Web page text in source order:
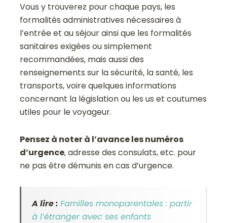
Vous y trouverez pour chaque pays, les
formalités administratives nécessaires à
l’entrée et au séjour ainsi que les formalités
sanitaires exigées ou simplement
recommandées, mais aussi des
renseignements sur la sécurité, la santé, les
transports, voire quelques informations
concernant la législation ou les us et coutumes
utiles pour le voyageur.
Pensez à noter à l’avance les numéros
d’urgence, adresse des consulats, etc. pour
ne pas être démunis en cas d’urgence.
A lire :Familles monoparentales : partir
à l’étranger avec ses enfants